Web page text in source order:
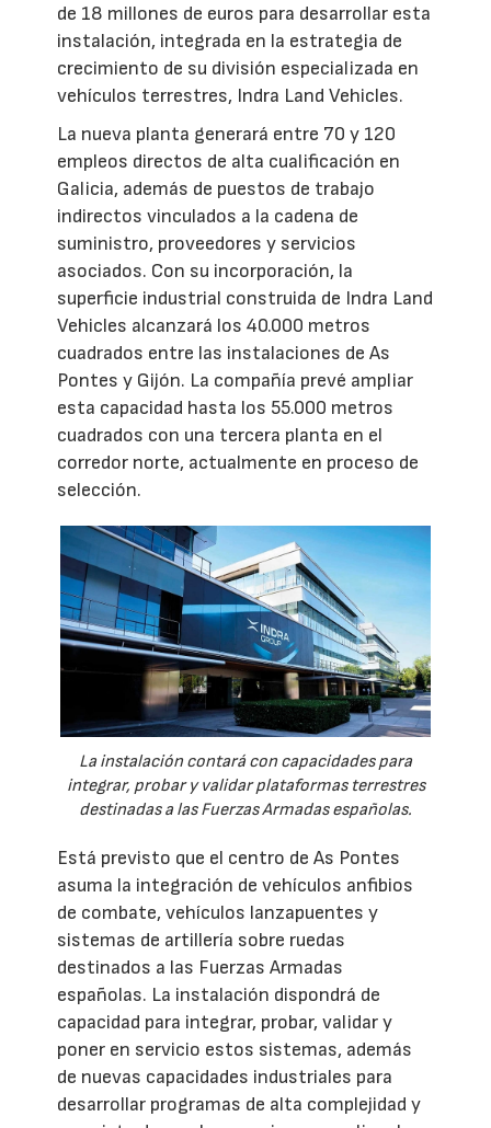
de 18 millones de euros para desarrollar esta
instalación, integrada en la estrategia de
crecimiento de su división especializada en
vehículos terrestres, Indra Land Vehicles.
La nueva planta generará entre 70 y 120
empleos directos de alta cualificación en
Galicia, además de puestos de trabajo
indirectos vinculados a la cadena de
suministro, proveedores y servicios
asociados. Con su incorporación, la
superficie industrial construida de Indra Land
Vehicles alcanzará los 40.000 metros
cuadrados entre las instalaciones de As
Pontes y Gijón. La compañía prevé ampliar
esta capacidad hasta los 55.000 metros
cuadrados con una tercera planta en el
corredor norte, actualmente en proceso de
selección.
La instalación contará con capacidades para
integrar, probar y validar plataformas terrestres
destinadas a las Fuerzas Armadas españolas.
Está previsto que el centro de As Pontes
asuma la integración de vehículos anfibios
de combate, vehículos lanzapuentes y
sistemas de artillería sobre ruedas
destinados a las Fuerzas Armadas
españolas. La instalación dispondrá de
capacidad para integrar, probar, validar y
poner en servicio estos sistemas, además
de nuevas capacidades industriales para
desarrollar programas de alta complejidad y